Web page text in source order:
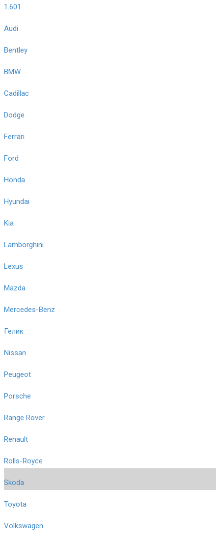
1.601
Audi
Bentley
BMW
Cadillac
Dodge
Ferrari
Ford
Honda
Hyundai
Kia
Lamborghini
Lexus
Mazda
Mercedes-Benz
Гелик
Nissan
Peugeot
Porsche
Range Rover
Renault
Rolls-Royce
Skoda
Toyota
Volkswagen